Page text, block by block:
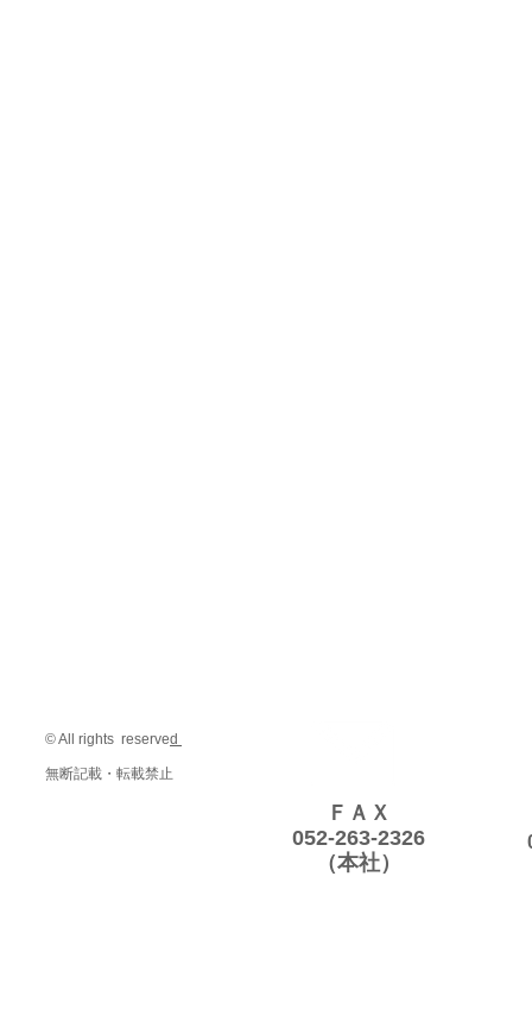
© All rights reserved
無断記載・転載禁止
ＦＡＸ
052-263-2326
（本社）